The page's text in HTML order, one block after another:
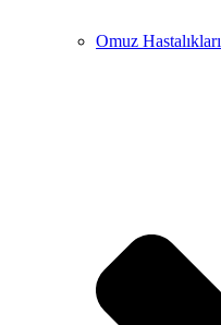
Omuz Hastalıkları